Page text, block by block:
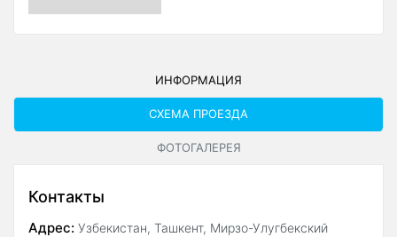
ИНФОРМАЦИЯ
СХЕМА ПРОЕЗДА
ФОТОГАЛЕРЕЯ
Контакты
Адрес: Узбекистан, Ташкент, Мирзо-Улугбекский